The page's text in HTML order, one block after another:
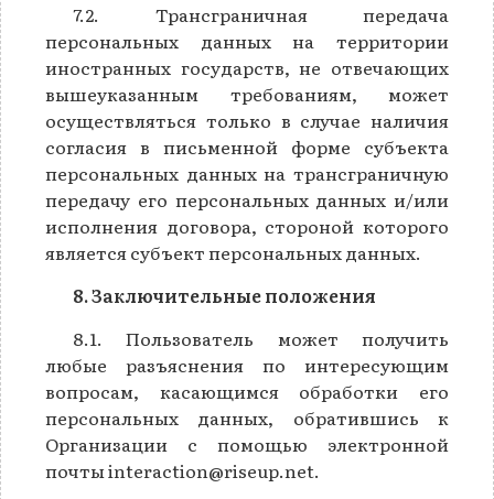
7.2. Трансграничная передача
персональных данных на территории
иностранных государств, не отвечающих
вышеуказанным требованиям, может
осуществляться только в случае наличия
согласия в письменной форме субъекта
персональных данных на трансграничную
передачу его персональных данных и/или
исполнения договора, стороной которого
является субъект персональных данных.
8. Заключительные положения
8.1. Пользователь может получить
любые разъяснения по интересующим
вопросам, касающимся обработки его
персональных данных, обратившись к
Организации с помощью электронной
почты interaction@riseup.net.